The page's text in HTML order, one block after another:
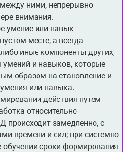
ними, непрерывно
внимания.
умение или навык
месте, а всегда
иные компоненты других,
умений и навыков, которые
образом на становление и
или навы­ка.
действия путем
относи­тельно
происходит замедленно, с
времени и сил; при системно
обучении сроки формирования